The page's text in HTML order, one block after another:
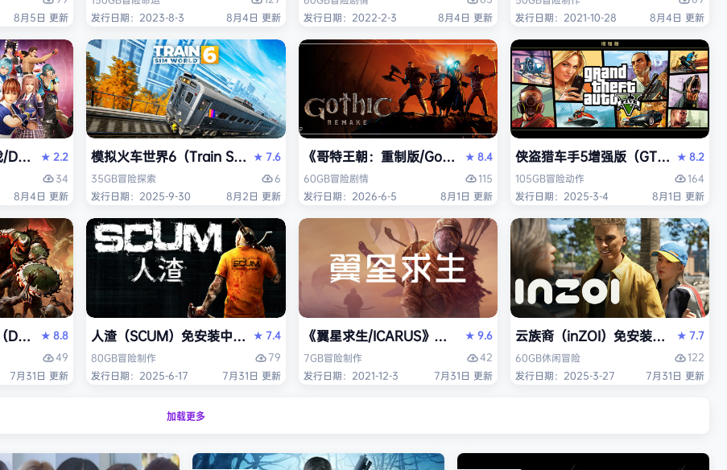
8月5日 更新
发行日期：2023-8-3
8月4日 更新
发行日期：2022-2-3
8月4日 更新
发行日期：2021-10-28
8月4日 更新
/DEAD OR ALIVE 6 Last Round》免安装中文版
★ 2.2
34
8月4日 更新
模拟火车世界6（Train Sim World 6）免安装中文版
★7.6
35GB冒险探索
6
发行日期：2025-9-30
8月2日 更新
《哥特王朝：重制版/Gothic 1 Remake》免安装中文版
★8.4
60GB冒险剧情
115
发行日期：2026-6-5
8月1日 更新
侠盗猎车手5增强版（GTA5增强
★8.2
105GB冒险动作
164
发行日期：2025-3-4
8月1日 更新
DOOM: The Dark Ages）免安装中文版
★ 8.8
49
7月31日 更新
人渣（SCUM）免安装中文版★7.4
80GB冒险制作
79
发行日期：2025-6-17
7月31日 更新
《翼星求生/ICARUS》免安装中文版
★9.6
7GB冒险制作
42
发行日期：2021-12-3
7月31日 更新
云族裔（inZOI）免安装中文版
★7.7
60GB休闲冒险
122
发行日期：2025-3-27
7月31日 更新
加载更多